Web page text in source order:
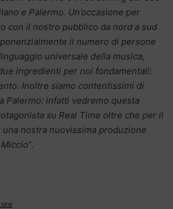
e Palermo. Un’occasione per
con il nostro pubblico da nord a sud
il numero di persone
universale della musica,
ingredienti per noi fondamentali:
Inoltre siamo contentissimi di
Palermo: infatti vedremo questa
su Real Time oltre che per il
nostra nuovissima produzione
”.